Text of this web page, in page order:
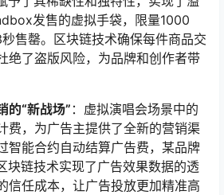
发售的虚拟手袋，限量1000
售罄。区块链技术确保每件商品交
绝了盗版风险，为品牌和创作者带
的“新战场” ：虚拟演唱会场景中的
费，为广告主提供了全新的营销渠
智能合约自动结算广告费，某品牌
块链技术实现了广告效果数据的透
信任成本，让广告投放更加精准高